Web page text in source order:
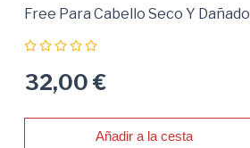
Free Para Cabello Seco Y Dañado
32,00 €
Añadir a la cesta